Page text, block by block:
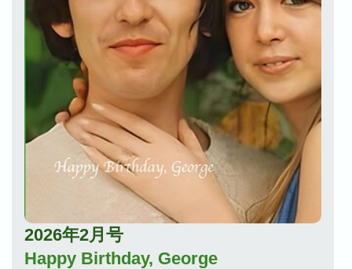
2026年2月号
Happy Birthday, George